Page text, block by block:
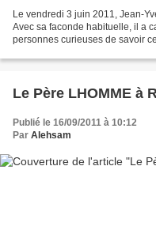
Le vendredi 3 juin 2011, Jean-
Avec sa faconde habituelle, il a
personnes curieuses de savoir
Le Père LHOMME à
Publié le 16/09/2011 à 10:12
Par Alehsam